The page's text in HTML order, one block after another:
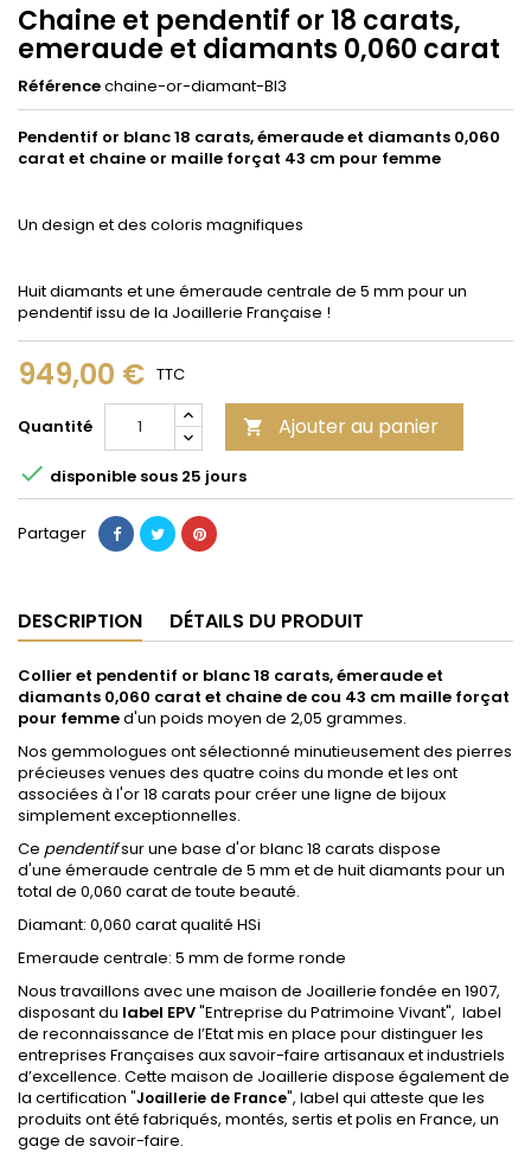
Chaine et pendentif or 18 carats,
emeraude et diamants 0,060 carat
Référencechaine-or-diamant-Bl3
Pendentif or blanc 18 carats, émeraude et diamants 0,060
carat et chaine or maille forçat 43 cm pour femme
Un design et des coloris magnifiques
Huit diamants et une émeraude centrale de 5 mm pour un
pendentif issu de la Joaillerie Française !
949,00 € TTC
Quantité  Ajouter au panier
 disponible sous 25 jours
Partager
DESCRIPTION DÉTAILS DU PRODUIT
Collier et pendentif or blanc 18 carats, émeraude et
diamants 0,060 carat et chaine de cou 43 cm maille forçat
pour femmed'un poids moyen de 2,05 grammes.
Nos gemmologues ont sélectionné minutieusement des pierres
précieuses venues des quatre coins du monde et les ont
associées à l'or 18 carats pour créer une ligne de bijoux
simplement exceptionnelles.
Ce pendentifsur une base d'or blanc 18 carats dispose
d'une émeraude centrale de 5 mm et de huit diamants pour un
total de 0,060 carat de toute beauté.
Diamant: 0,060 carat qualité HSi
Emeraude centrale: 5 mm de forme ronde
Nous travaillons avec une maison de Joaillerie fondée en 1907,
disposant du label EPV"Entreprise du Patrimoine Vivant", label
de reconnaissance de l’Etat mis en place pour distinguer les
entreprises Françaises aux savoir-faire artisanaux et industriels
d’excellence. Cette maison de Joaillerie dispose également de
la certification "Joaillerie de France", label qui atteste que les
produits ont été fabriqués, montés, sertis et polis en France, un
gage de savoir-faire.